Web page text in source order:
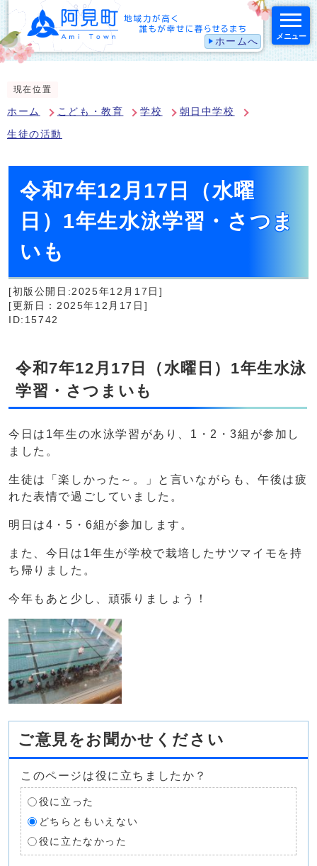
ホームへ メニュー
現在位置
ホーム こども・教育 学校 朝日中学校
生徒の活動
令和7年12月17日（水曜
日）1年生水泳学習・さつま
いも
[初版公開日:2025年12月17日]
[更新日：2025年12月17日]
ID:15742
令和7年12月17日（水曜日）1年生水泳
学習・さつまいも
今日は1年生の水泳学習があり、1・2・3組が参加し
ました。
生徒は「楽しかった～。」と言いながらも、午後は疲
れた表情で過ごしていました。
明日は4・5・6組が参加します。
また、今日は1年生が学校で栽培したサツマイモを持
ち帰りました。
今年もあと少し、頑張りましょう！
ご意見をお聞かせください
このページは役に立ちましたか？
役に立った
どちらともいえない
役に立たなかった